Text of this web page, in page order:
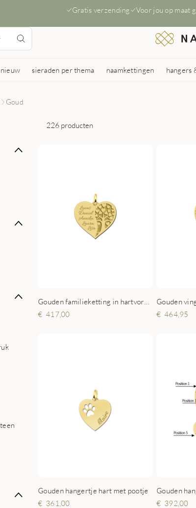
Gratis verzending Voor jou op maat
nieuw sieraden per thema naamkettingen hangers
Goud
226 producten
417,00
Gouden
464,95
Gouden hangertje hart met pootje
361,00
Gouden
392,00